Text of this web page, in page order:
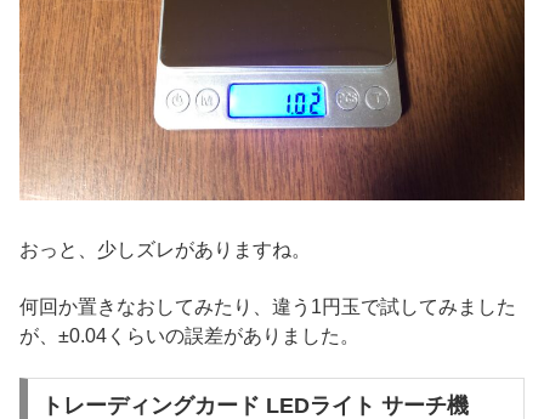
おっと、少しズレがありますね。
何回か置きなおしてみたり、違う1円玉で試してみました
が、±0.04くらいの誤差がありました。
トレーディングカード LEDライト サーチ機